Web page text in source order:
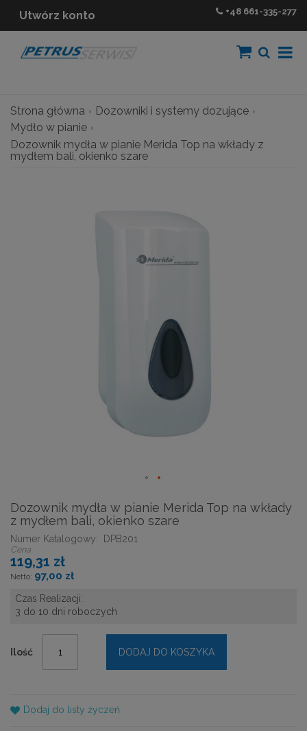
Utwórz konto +48 661-335-277
Strona główna
Dozowniki i systemy dozujące
Mydło w pianie
Dozownik mydła w pianie Merida Top na wkłady z
mydłem bali, okienko szare
Dozownik mydła w pianie Merida Top na wkłady
z mydłem bali, okienko szare
Numer Katalogowy: DPB201
Cena
119,31 zł
97,00 zł
Czas Realizacji:
3 do 10 dni roboczych
Ilość DODAJ DO KOSZYKA
Dodaj do listy życzeń